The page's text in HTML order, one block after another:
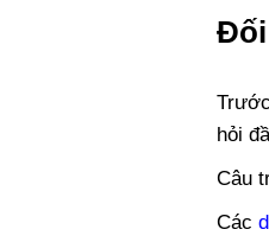
Đối
hỏi
Câu
Các